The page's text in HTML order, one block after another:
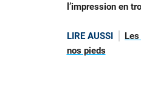
l’impression en
LIRE AUSSI
nos pieds